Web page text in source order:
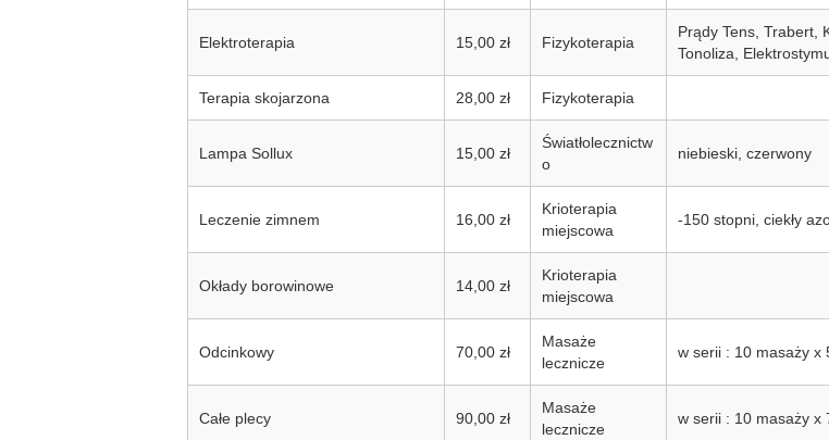
Elektroterapia 15,00 zł Fizykoterapia
Prądy Tens, Trabert,
Tonoliza,
Terapia skojarzona 28,00 zł Fizykoterapia
Lampa Sollux 15,00 zł
Światłolecznictw
o
niebieski, czerwony
Leczenie zimnem 16,00 zł
Krioterapia
miejscowa
-150 stopni, ciekły
Okłady borowinowe 14,00 zł
Krioterapia
miejscowa
Odcinkowy 70,00 zł
Masaże
lecznicze
w serii : 10 masaży x
Całe plecy 90,00 zł
Masaże
lecznicze
w serii : 10 masaży x